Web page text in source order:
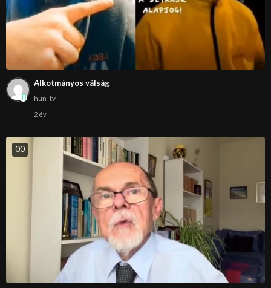
Alkotmányos válság
hun_tv
2 év
00